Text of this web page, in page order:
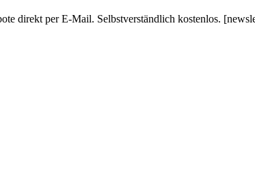
direkt per E-Mail. Selbstverständlich kostenlos.